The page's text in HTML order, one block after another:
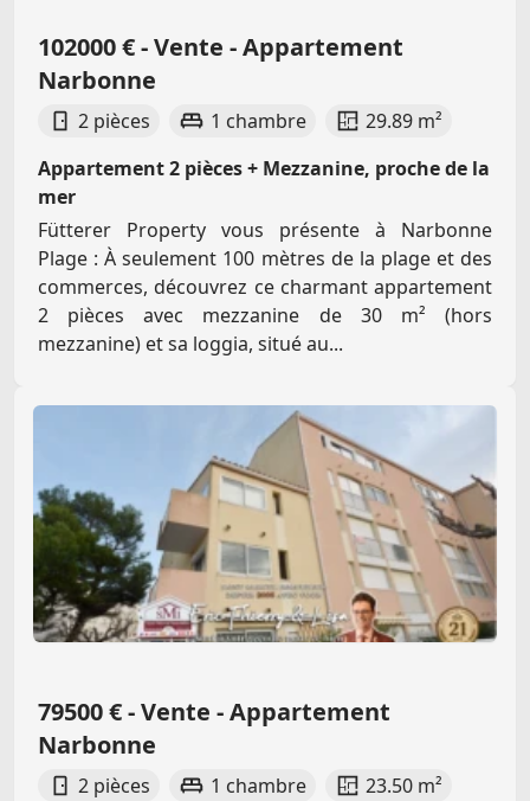
102000 € - Vente - Appartement
Narbonne
2 pièces 1 chambre
29.89 m²
Appartement 2 pièces + Mezzanine, proche de la
mer
Fütterer Property vous présente à Narbonne
Plage : À seulement 100 mètres de la plage et des
commerces, découvrez ce charmant appartement
2 pièces avec mezzanine de 30 m² (hors
mezzanine) et sa loggia, situé au...
79500 € - Vente - Appartement
Narbonne
2 pièces 1 chambre
23.50 m²